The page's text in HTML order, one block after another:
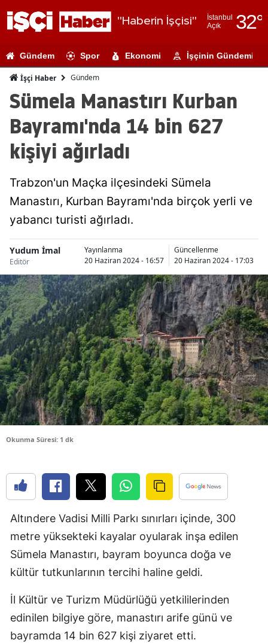
"Haberin İşçisi"
İstanbul
Açık
32°
Adıyaman
Ağrı
Artvin
Balıkesir
Bilecik
Bingöl
Bitlis
Bolu
Burdur
Bursa
Çanakkale
Çorum
Denizli
Diyarbakır
Edirne
Erzincan
Erzurum
Gündem Spor Ekonomi İşçinin Gündemi
İşçi Haber Gündem
Sümela Manastırı Kurban
Bayramı'nda 14 bin 627
kişiyi ağırladı
Trabzon'un Maçka ilçesindeki Sümela
Manastırı, Kurban Bayramı'nda birçok yerli ve
yabancı turisti ağırladı.
Yudum İmal
Editör
Yayınlanma
20 Haziran 2024 - 16:57
Güncellenme
20 Haziran 2024 - 17:03
Okunma Süresi: 1 dk
Altındere Vadisi Milli Parkı sınırları içinde, 300
metre yüksekteki kayalar oyularak inşa edilen
Sümela Manastırı, bayram boyunca doğa ve
kültür tutkunlarının tercihi haline geldi.
İl Kültür ve Turizm Müdürlüğü yetkililerinden
edinilen bilgiye göre, manastırı arife günü ve
bayramda 14 bin 627 kişi ziyaret etti.